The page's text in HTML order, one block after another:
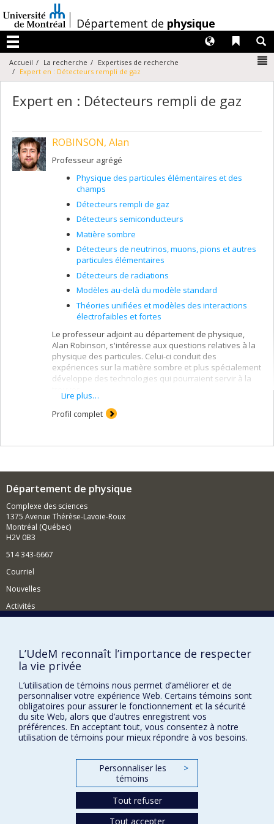
au
contenu
/Département de physique
Menu
Liens
Langues
Accueil La recherche
Expertises de recherche
Expert en : Détecteurs rempli de gaz
Expert en : Détecteurs rempli de gaz
ROBINSON, Alan
Professeur agrégé
Physique des particules élémentaires et des
champs
Détecteurs rempli de gaz
Détecteurs semiconducteurs
Matière sombre
Détecteurs de neutrinos, muons, pions et autres
particules élémentaires
Détecteurs de radiations
Modèles au-delà du modèle standard
Théories unifiées et modèles des interactions
électrofaibles et fortes
Le professeur adjoint au département de physique,
Alan Robinson, s'intéresse aux questions relatives à la
physique des particules. Celui-ci conduit des
expériences sur la matière sombre et plus spécialement
développe des technologies qui pourraient servir à la
Lire plus…
Profil complet
Département de physique
Complexe des sciences
1375 Avenue Thérèse-Lavoie-Roux
Montréal (Québec)
H2V 0B3
514 343-6667
Courriel
Nouvelles
Activités
BESOIN D'AIDE?
Plan du site
Signaler une erreur
Accessibilité
FACULTÉ DES ARTS ET DES SCIENCES
Nos centres d'études
L’UdeM reconnaît l’importance de respecter
la vie privée
L’utilisation de témoins nous permet d’améliorer et de
personnaliser votre expérience Web. Certains témoins sont
obligatoires pour assurer le fonctionnement et la sécurité
du site Web, alors que d’autres enregistrent vos
préférences. En acceptant tout, vous consentez à notre
utilisation de témoins pour mieux répondre à vos besoins.
Personnaliser les
témoins
>
Tout refuser
Tout accepter